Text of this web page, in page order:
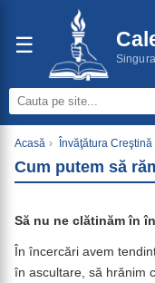
☰
Acasă › Învăţătura Creştină
Cum putem să
Să nu ne clătinăm în
În încercări avem
în ascultare, să hrănim